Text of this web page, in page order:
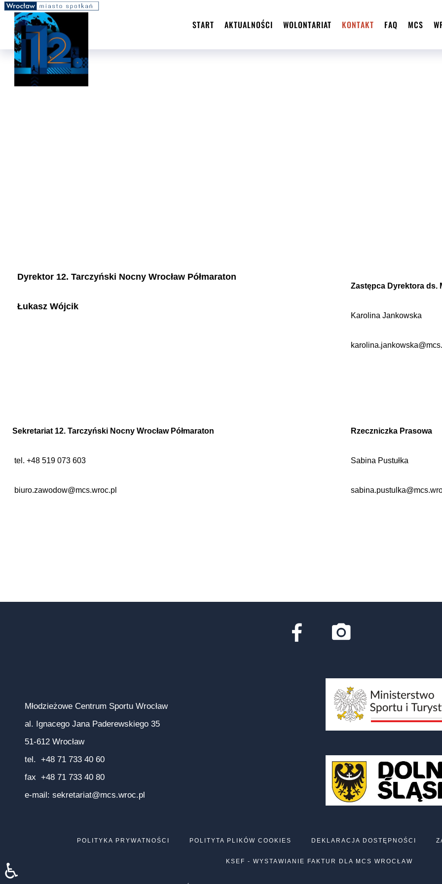
START AKTUALNOŚCI WOLONTARIAT KONTAKT FAQ MCS
Dyrektor 12. Tarczyński Nocny Wrocław Półmaraton
Łukasz Wójcik
Zastępca Dyrektora ds.
Karolina Jankowska
Sekretariat 12. Tarczyński Nocny Wrocław Półmaraton
tel. +48 519 073 603
biuro.zawodow@mcs.wroc.pl
Rzeczniczka Prasowa
Sabina Pustułka
Młodzieżowe Centrum Sportu Wrocław
al. Ignacego Jana Paderewskiego 35
51-612 Wrocław
tel. +48 71 733 40 60
fax +48 71 733 40 80
e-mail: sekretariat@mcs.wroc.pl
POLITYKA PRYWATNOŚCI POLITYTA PLIKÓW COOKIES DEKLARACJA DOSTĘPNOŚCI
KSEF - WYSTAWIANIE FAKTUR DLA MCS WROCŁAW